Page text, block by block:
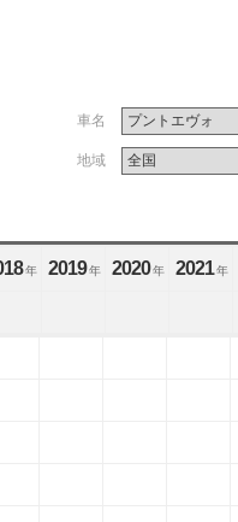
車名
地域
年 2019年 2020年 2021年